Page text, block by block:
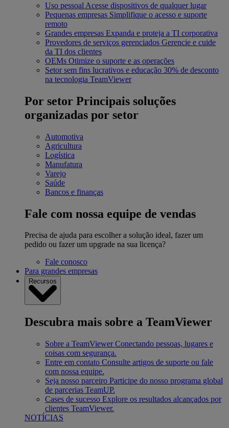
Uso pessoal Acesse dispositivos de qualquer lugar
Pequenas empresas Simplifique o acesso e suporte
remoto
Grandes empresas Expanda e proteja a TI corporativa
Provedores de serviços gerenciados Gerencie e cuide
da TI dos clientes
OEMs Otimize o suporte e as operações
Setor sem fins lucrativos e educação 30% de desconto
na tecnologia TeamViewer
Por setor Principais soluções
organizadas por setor
Automotiva
Agricultura
Logística
Manufatura
Varejo
Saúde
Bancos e finanças
Fale com nossa equipe de vendas
Precisa de ajuda para escolher a solução ideal, fazer um
pedido ou fazer um upgrade na sua licença?
Fale conosco
Para grandes empresas
Recursos
Descubra mais sobre a TeamViewer
Sobre a TeamViewer Conectando pessoas, lugares e
coisas com segurança.
Entre em contato Consulte artigos de suporte ou fale
com nossa equipe.
Seja nosso parceiro Participe do nosso programa global
de parcerias TeamUP.
Cases de sucesso Explore os resultados alcançados por
clientes TeamViewer.
NOTÍCIAS